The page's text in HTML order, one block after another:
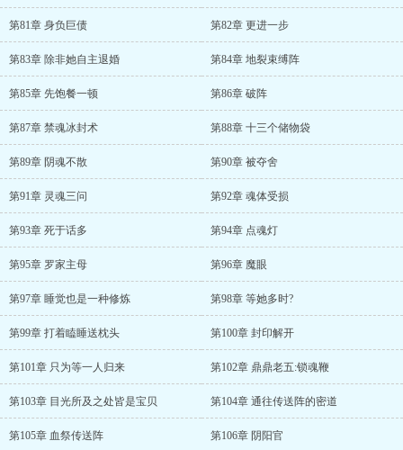
第81章 身负巨债 第82章 更进一步
第83章 除非她自主退婚 第84章 地裂束缚阵
第85章 先饱餐一顿 第86章 破阵
第87章 禁魂冰封术 第88章 十三个储物袋
第89章 阴魂不散 第90章 被夺舍
第91章 灵魂三问 第92章 魂体受损
第93章 死于话多 第94章 点魂灯
第95章 罗家主母 第96章 魔眼
第97章 睡觉也是一种修炼 第98章 等她多时?
第99章 打着瞌睡送枕头 第100章 封印解开
第101章 只为等一人归来 第102章 鼎鼎老五:锁魂鞭
第103章 目光所及之处皆是宝贝 第104章 通往传送阵的密道
第105章 血祭传送阵 第106章 阴阳官